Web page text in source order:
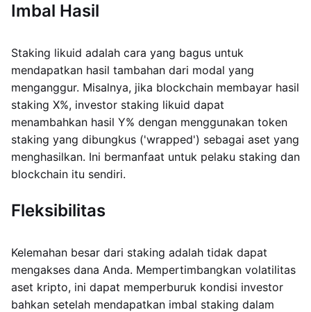
Imbal Hasil
Staking likuid adalah cara yang bagus untuk
mendapatkan hasil tambahan dari modal yang
menganggur. Misalnya, jika blockchain membayar hasil
staking X%, investor staking likuid dapat
menambahkan hasil Y% dengan menggunakan token
staking yang dibungkus ('wrapped') sebagai aset yang
menghasilkan. Ini bermanfaat untuk pelaku staking dan
blockchain itu sendiri.
Fleksibilitas
Kelemahan besar dari staking adalah tidak dapat
mengakses dana Anda. Mempertimbangkan volatilitas
aset kripto, ini dapat memperburuk kondisi investor
bahkan setelah mendapatkan imbal staking dalam